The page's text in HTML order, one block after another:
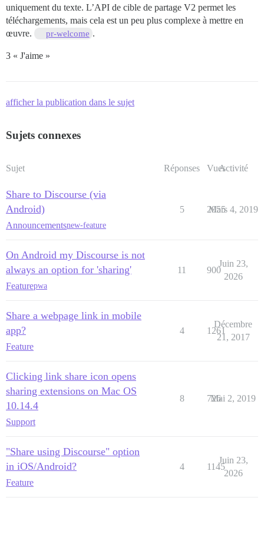
uniquement du texte. L’API de cible de partage V2 permet les
téléchargements, mais cela est un peu plus complexe à mettre en
œuvre.
pr-welcome .
3 « J'aime »
afficher la publication dans le sujet
Sujets connexes
Sujet Réponses VuesActivité
Share to Discourse (via
Android)
Announcementsnew-feature
5 2955
Mars 4, 2019
On Android my Discourse is not
always an option for 'sharing'
Featurepwa
11 900
Juin 23,
2026
Share a webpage link in mobile
app?
Feature
4 1261
Décembre
21, 2017
Clicking link share icon opens
sharing extensions on Mac OS
10.14.4
Support
8 726
Mai 2, 2019
"Share using Discourse" option
in iOS/Android?
Feature
4 1145
Juin 23,
2026